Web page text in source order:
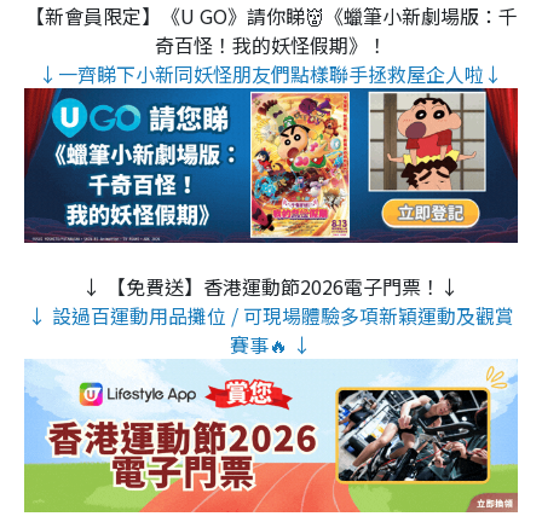
【新會員限定】《U GO》請你睇👹《蠟筆小新劇場版：千
奇百怪！我的妖怪假期》！
↓一齊睇下小新同妖怪朋友們點樣聯手拯救屋企人啦↓
↓ 【免費送】香港運動節2026電子門票！↓
↓ 設過百運動用品攤位 / 可現場體驗多項新穎運動及觀賞
賽事🔥 ↓